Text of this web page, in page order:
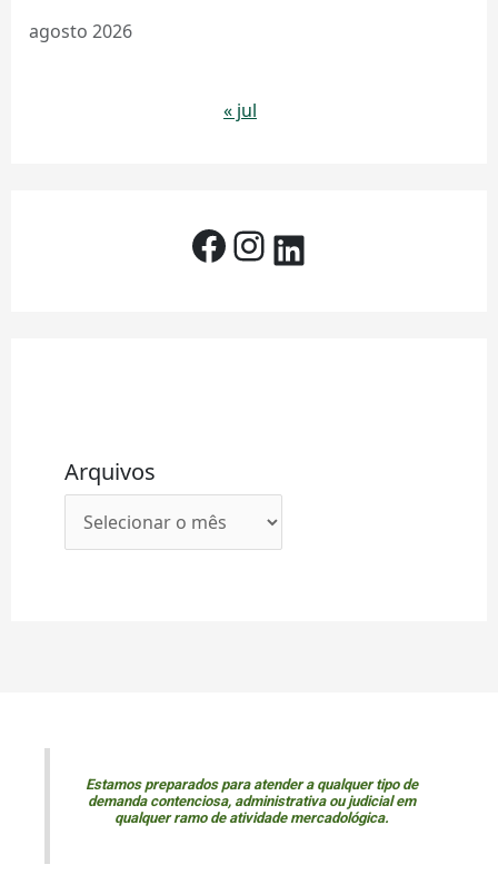
agosto 2026
« jul
Arquivos
Estamos preparados para atender a qualquer tipo de
demanda contenciosa, administrativa ou judicial em
qualquer ramo de atividade mercadológica.